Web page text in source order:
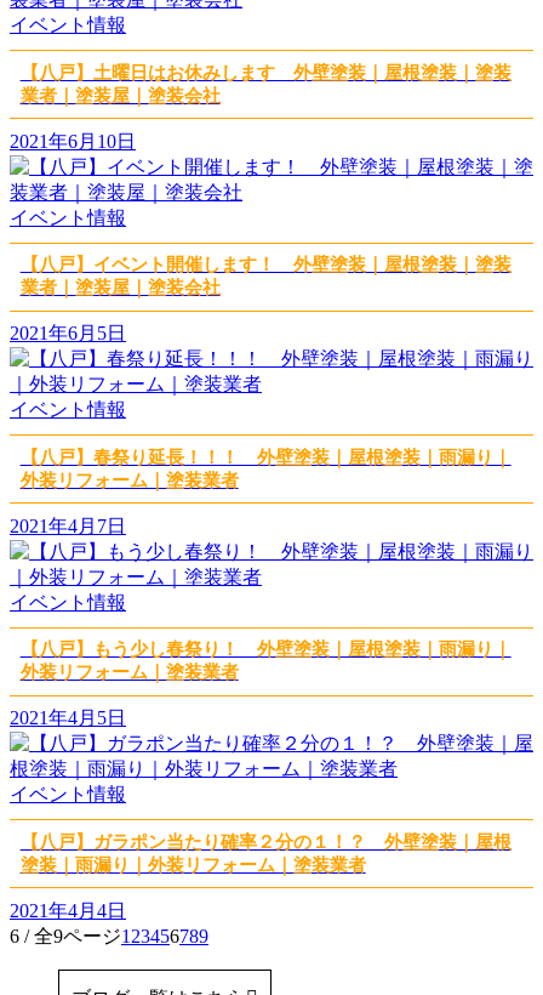
イベント情報
【八戸】土曜日はお休みします 外壁塗装｜屋根塗装｜塗装
業者｜塗装屋｜塗装会社
2021年6月10日
イベント情報
【八戸】イベント開催します！ 外壁塗装｜屋根塗装｜塗装
業者｜塗装屋｜塗装会社
2021年6月5日
イベント情報
【八戸】春祭り延長！！！ 外壁塗装｜屋根塗装｜雨漏り｜
外装リフォーム｜塗装業者
2021年4月7日
イベント情報
【八戸】もう少し春祭り！ 外壁塗装｜屋根塗装｜雨漏り｜
外装リフォーム｜塗装業者
2021年4月5日
イベント情報
【八戸】ガラポン当たり確率２分の１！？ 外壁塗装｜屋根
塗装｜雨漏り｜外装リフォーム｜塗装業者
2021年4月4日
6 / 全9ページ1 23456789